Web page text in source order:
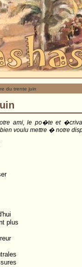
du trente juin
ami, le po�te et
voulu mettre � notre
plus